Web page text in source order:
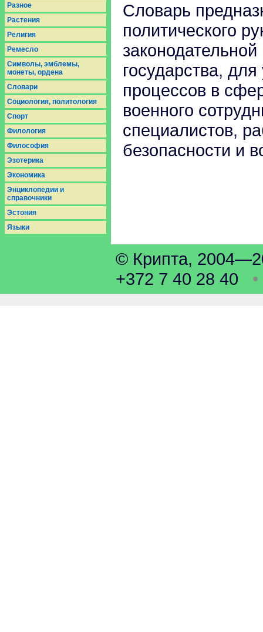
Разное
Растения
Религия
Ремесло
Символы, эмблемы,
монеты, ордена
Словари
Социология, политология
Спорт
Филология
Философия
Эзотерика
Экономика
Энциклопедии и
справочники
Эстония
Языки
Словарь
политического
государства,
процессов в
военного
специалистов,
безопасности и
© Крипта,
+372 7 40 28 40 •